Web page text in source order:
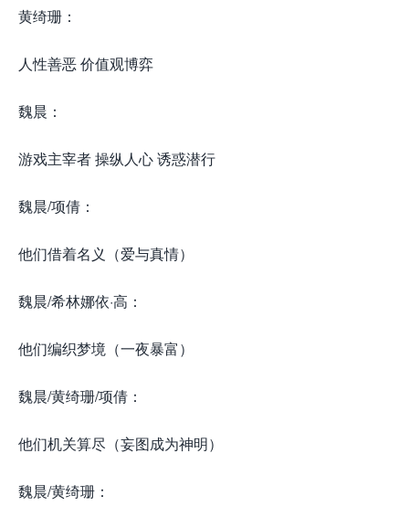
黄绮珊：
人性善恶 价值观博弈
魏晨：
游戏主宰者 操纵人心 诱惑潜行
魏晨/项倩：
他们借着名义（爱与真情）
魏晨/希林娜依·高：
他们编织梦境（一夜暴富）
魏晨/黄绮珊/项倩：
他们机关算尽（妄图成为神明）
魏晨/黄绮珊：